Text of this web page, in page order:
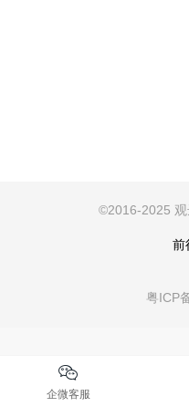
©2016-2025 观
前
粤ICP
企微客服